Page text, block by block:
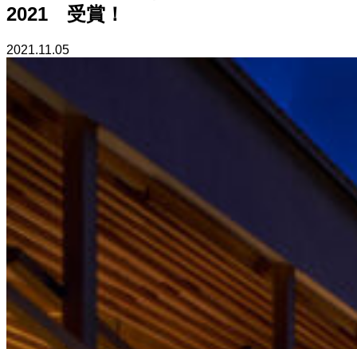
2021 受賞！
2021.11.05